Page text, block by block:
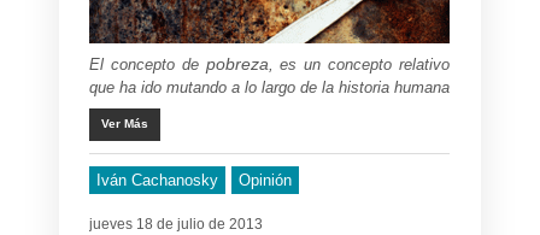
El concepto de pobreza , es un concepto relativo
que ha ido mutando a lo largo de la historia humana
Ver Más
Iván Cachanosky Opinión
jueves 18 de julio de 2013